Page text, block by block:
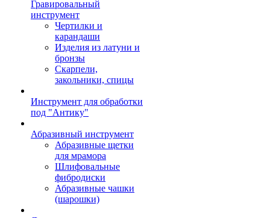
Гравировальный
инструмент
Чертилки и
карандаши
Изделия из латуни и
бронзы
Скарпели,
закольники, спицы
Инструмент для обработки
под "Антику"
Абразивный инструмент
Абразивные щетки
для мрамора
Шлифовальные
фибродиски
Абразивные чашки
(шарошки)